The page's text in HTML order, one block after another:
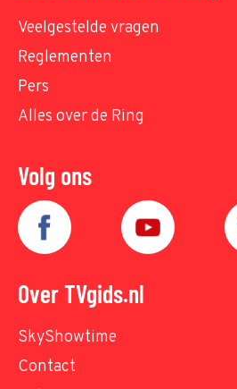
Veelgestelde vragen
Reglementen
Pers
Alles over de Ring
Volg ons
Over TVgids.nl
SkyShowtime
Contact